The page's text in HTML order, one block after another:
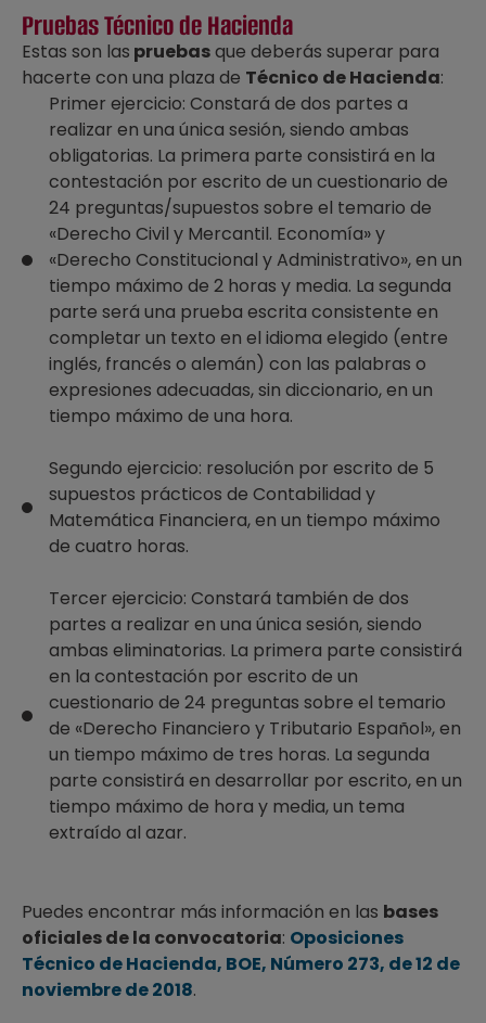
Pruebas Técnico de Hacienda
Estas son las pruebasque deberás superar para
hacerte con una plaza de Técnico de Hacienda:
Primer ejercicio: Constará de dos partes a
realizar en una única sesión, siendo ambas
obligatorias. La primera parte consistirá en la
contestación por escrito de un cuestionario de
24 preguntas/supuestos sobre el temario de
«Derecho Civil y Mercantil. Economía» y
«Derecho Constitucional y Administrativo», en un
tiempo máximo de 2 horas y media. La segunda
parte será una prueba escrita consistente en
completar un texto en el idioma elegido (entre
inglés, francés o alemán) con las palabras o
expresiones adecuadas, sin diccionario, en un
tiempo máximo de una hora.
Segundo ejercicio: resolución por escrito de 5
supuestos prácticos de Contabilidad y
Matemática Financiera, en un tiempo máximo
de cuatro horas.
Tercer ejercicio: Constará también de dos
partes a realizar en una única sesión, siendo
ambas eliminatorias. La primera parte consistirá
en la contestación por escrito de un
cuestionario de 24 preguntas sobre el temario
de «Derecho Financiero y Tributario Español», en
un tiempo máximo de tres horas. La segunda
parte consistirá en desarrollar por escrito, en un
tiempo máximo de hora y media, un tema
extraído al azar.
Puedes encontrar más información en las bases
oficiales de la convocatoria: Oposiciones
Técnico de Hacienda, BOE, Número 273, de 12 de
noviembre de 2018.